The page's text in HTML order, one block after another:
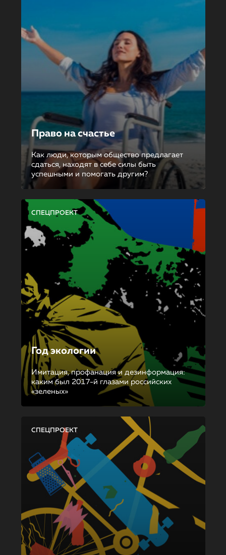
Право на счастье
Как люди, которым общество предлагает
сдаться, находят в себе силы быть
успешными и помогать другим?
СПЕЦПРОЕКТ
Год экологии
Имитация, профанация и дезинформация:
каким был 2017-й глазами российских
«зеленых»
СПЕЦПРОЕКТ